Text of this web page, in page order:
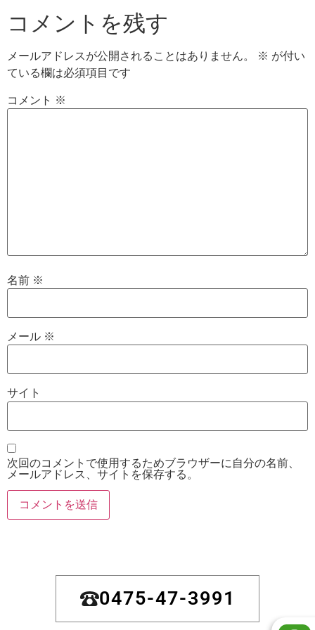
コメントを残す
メールアドレスが公開されることはありません。 ※ が付い
ている欄は必須項目です
コメント ※
名前 ※
メール ※
サイト
次回のコメントで使用するためブラウザーに自分の名前、
メールアドレス、サイトを保存する。
0475-47-3991